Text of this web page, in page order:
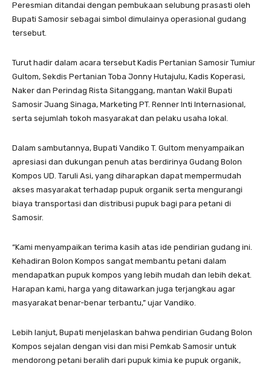
Peresmian ditandai dengan pembukaan selubung prasasti oleh
Bupati Samosir sebagai simbol dimulainya operasional gudang
tersebut.
Turut hadir dalam acara tersebut Kadis Pertanian Samosir Tumiur
Gultom, Sekdis Pertanian Toba Jonny Hutajulu, Kadis Koperasi,
Naker dan Perindag Rista Sitanggang, mantan Wakil Bupati
Samosir Juang Sinaga, Marketing PT. Renner Inti Internasional,
serta sejumlah tokoh masyarakat dan pelaku usaha lokal.
Dalam sambutannya, Bupati Vandiko T. Gultom menyampaikan
apresiasi dan dukungan penuh atas berdirinya Gudang Bolon
Kompos UD. Taruli Asi, yang diharapkan dapat mempermudah
akses masyarakat terhadap pupuk organik serta mengurangi
biaya transportasi dan distribusi pupuk bagi para petani di
Samosir.
“Kami menyampaikan terima kasih atas ide pendirian gudang ini.
Kehadiran Bolon Kompos sangat membantu petani dalam
mendapatkan pupuk kompos yang lebih mudah dan lebih dekat.
Harapan kami, harga yang ditawarkan juga terjangkau agar
masyarakat benar-benar terbantu,” ujar Vandiko.
Lebih lanjut, Bupati menjelaskan bahwa pendirian Gudang Bolon
Kompos sejalan dengan visi dan misi Pemkab Samosir untuk
mendorong petani beralih dari pupuk kimia ke pupuk organik,